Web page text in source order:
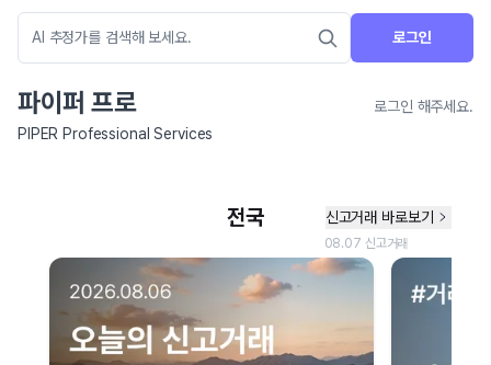
로그인
파이퍼 프로
로그인 해주세요.
PIPER Professional Services